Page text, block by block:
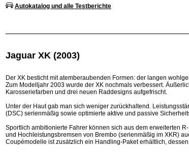
Autokatalog und alle Testberichte
Jaguar XK (2003)
Der XK besticht mit atemberaubenden Formen: der langen
Zum Modelljahr 2003 wurde der XK nochmals verbessert.
Karosseriefarben und drei neuen Raddesigns aufgefrischt.
Unter der Haut gab man sich weniger zurückhaltend.
(DSC) serienmäßig sowie optimierte aktive und passive
Sportlich ambitionierte Fahrer können sich aus dem erweiterten
und Hochleistungsbremsen von Brembo (serienmäßig im XKR)
Coupémodelle ist zusätzlich ein Handling-Paket erhältlich,